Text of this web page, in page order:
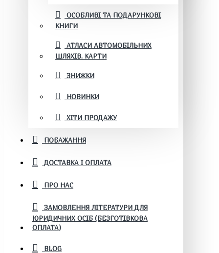
ОСОБЛИВІ ТА ПОДАРУНКОВІ
КНИГИ
АТЛАСИ АВТОМОБІЛЬНИХ
ШЛЯХІВ. КАРТИ
ЗНИЖКИ
НОВИНКИ
ХІТИ ПРОДАЖУ
ПОБАЖАННЯ
ДОСТАВКА І ОПЛАТА
ПРО НАС
ЗАМОВЛЕННЯ ЛІТЕРАТУРИ ДЛЯ
ЮРИДИЧНИХ ОСІБ (БЕЗГОТІВКОВА
ОПЛАТА)
BLOG